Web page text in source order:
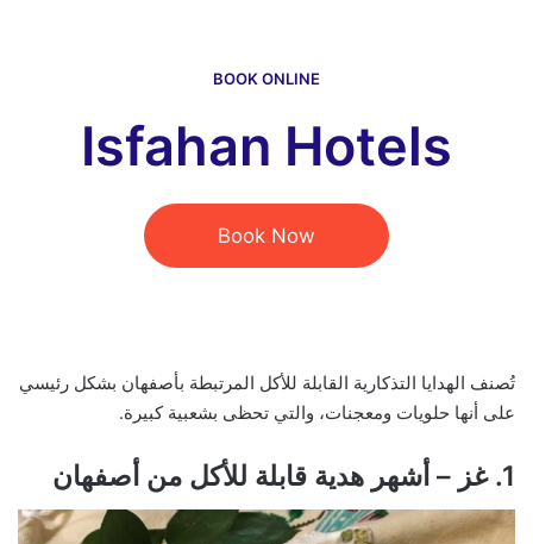
BOOK ONLINE
Isfahan Hotels
Book Now
تُصنف الهدايا التذكارية القابلة للأكل المرتبطة بأصفهان بشكل رئيسي
على أنها حلويات ومعجنات، والتي تحظى بشعبية كبيرة.
1. غز – أشهر هدية قابلة للأكل من أصفهان